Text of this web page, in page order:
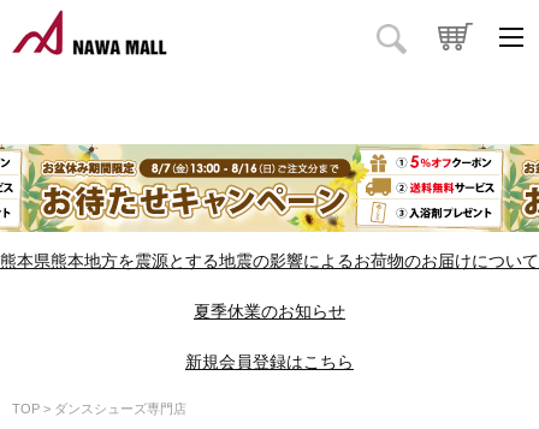
熊本県熊本地方を震源とする地震の影響によるお荷物のお届けについて
夏季休業のお知らせ
新規会員登録はこちら
TOP ダンスシューズ専門店